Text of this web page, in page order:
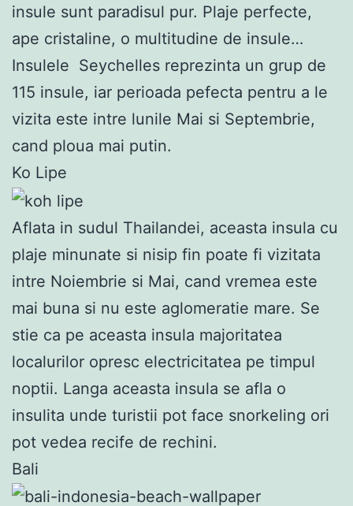
insule sunt paradisul pur. Plaje perfecte,
ape cristaline, o multitudine de insule…
Insulele Seychelles reprezinta un grup de
115 insule, iar perioada pefecta pentru a le
vizita este intre lunile Mai si Septembrie,
cand ploua mai putin.
Ko Lipe
Aflata in sudul Thailandei, aceasta insula cu
plaje minunate si nisip fin poate fi vizitata
intre Noiembrie si Mai, cand vremea este
mai buna si nu este aglomeratie mare. Se
stie ca pe aceasta insula majoritatea
localurilor opresc electricitatea pe timpul
noptii. Langa aceasta insula se afla o
insulita unde turistii pot face snorkeling ori
pot vedea recife de rechini.
Bali